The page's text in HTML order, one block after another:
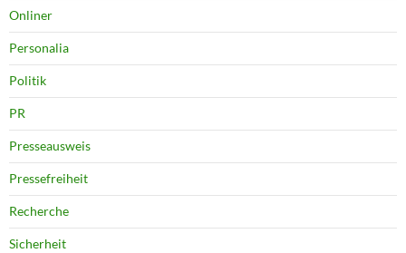
Onliner
Personalia
Politik
PR
Presseausweis
Pressefreiheit
Recherche
Sicherheit